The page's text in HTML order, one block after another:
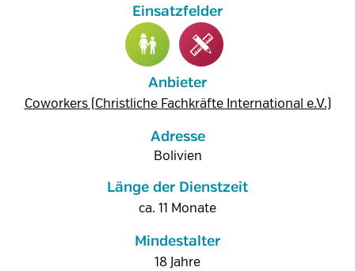
Anbieter
Coworkers (Christliche Fachkräfte International e.V.)
Adresse
Bolivien
Länge der Dienstzeit
ca. 11 Monate
Mindestalter
18 Jahre